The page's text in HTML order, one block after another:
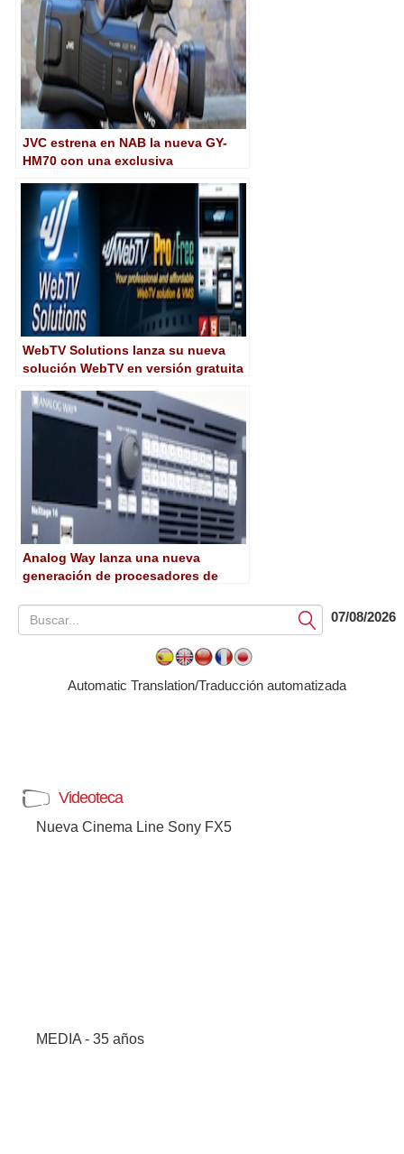
JVC estrena en NAB la nueva GY-
HM70 con una exclusiva
WebTV Solutions lanza su nueva
solución WebTV en versión gratuita
Analog Way lanza una nueva
generación de procesadores de
Submit07/08/2026
Automatic Translation/Traducción automatizada
Videoteca
Nueva Cinema Line Sony FX5
MEDIA - 35 años